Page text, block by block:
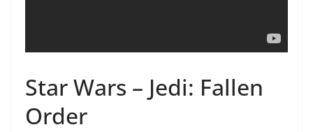
Star Wars – Jedi: Fallen
Order